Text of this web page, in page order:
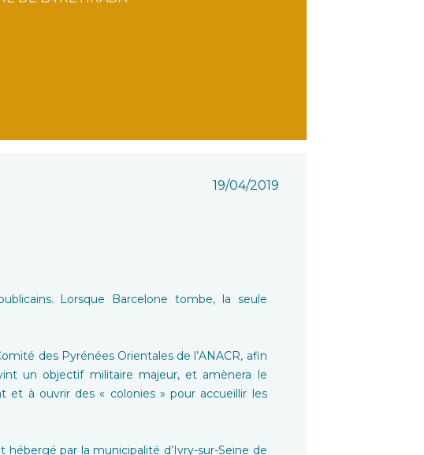
19/04/2019
Lorsque Barcelone tombe, la seule
des Pyrénées Orientales de l’ANACR, afin
un objectif militaire majeur, et amènera le
à ouvrir des « colonies » pour accueillir les
hébergé par la municipalité d’Ivry-sur-Seine de